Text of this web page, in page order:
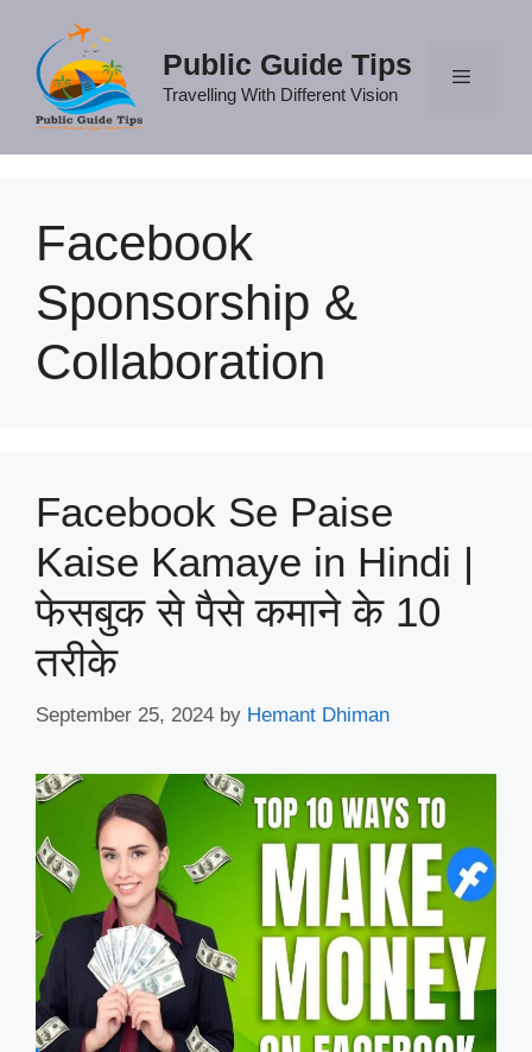
content
Public Guide Tips
Travelling With Different Vision
Facebook
Sponsorship &
Collaboration
Facebook Se Paise
Kaise Kamaye in Hindi |
फेसबुक से पैसे कमाने के 10
तरीके
September 25, 2024 by Hemant Dhiman